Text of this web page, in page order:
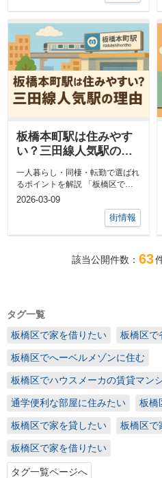
板橋本町駅は住みやす
い？三田線人気駅の理
一人暮らし・同棲・転勤で選ばれ
るポイントを解説 「板橋区で住
みやすい駅はどこ？」と探してい
2026-03-09
街情報
該当公開件数： 63
タグ一覧
板橋区で家を借りたい
板橋区で
板橋区でへーベルメゾンに住む
板橋区でハウスメーカの賃貸マン
通学便利な部屋に住みたい 板橋
板橋区で家を貸したい 板橋区で
板橋区で家を借りたい
タグ一覧ページへ